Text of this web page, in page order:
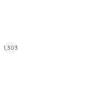
1,303